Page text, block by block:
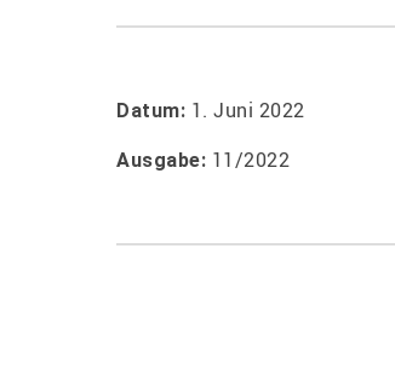
Datum: 1. Juni 2022
Ausgabe: 11/2022